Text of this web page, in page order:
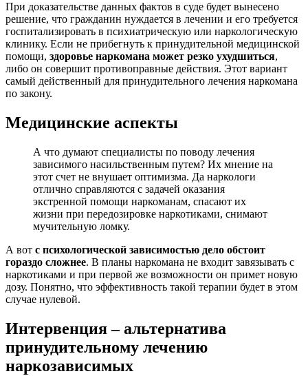
При доказательстве данных фактов в суде будет вынесено
решение, что гражданин нуждается в лечении и его требуется
госпитализировать в психиатрическую или наркологическую
клинику. Если не прибегнуть к принудительной медицинской
помощи, здоровье наркомана может резко ухудшиться,
либо он совершит противоправные действия. Этот вариант
самый действенный для принудительного лечения наркомана
по закону.
Медицинские аспекты
А что думают специалисты по поводу лечения
зависимого насильственным путем? Их мнение на
этот счет не внушает оптимизма. Да наркологи
отлично справляются с задачей оказания
экстренной помощи наркоманам, спасают их
жизни при передозировке наркотиками, снимают
мучительную ломку.
А вот с психологической зависимостью дело обстоит
гораздо сложнее. В планы наркомана не входит завязывать с
наркотиками и при первой же возможности он примет новую
дозу. Понятно, что эффективность такой терапии будет в этом
случае нулевой.
Интервенция – альтернатива
принудительному лечению
наркозависимых